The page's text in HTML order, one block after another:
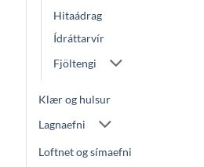
Hitaádrag
Ídráttarvír
Fjöltengi
Klær og hulsur
Lagnaefni
Loftnet og símaefni